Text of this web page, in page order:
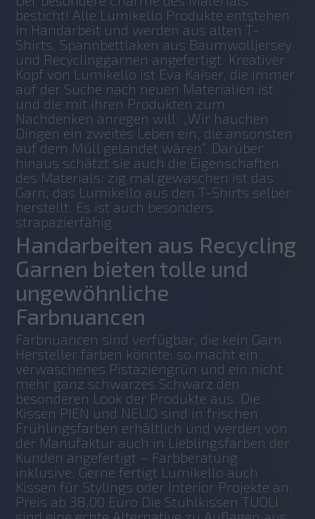
besticht! Alle Lumikello Produkte entstehen
in Handarbeit und werden aus alten T-
Shirts, Spannbettlaken aus Baumwolljersey
und Recyclinggarnen angefertigt. Kreativer
Kopf von Lumikello ist Eva Kaiser, die immer
auf der Suche nach neuen Materialien ist
und die mit ihren Produkten zum
Nachdenken anregen will: „Wir hauchen
Dingen ein zweites Leben ein, die ansonsten
auf dem Müll gelandet wären“. Darüber
hinaus schätzt sie auch die Eigenschaften
des Materials: zig mal gewaschen ist das
Garn, das Lumikello aus den T-Shirts selber
herstellt. Es ist auch besonders
strapazierfähig.
Handarbeiten aus Recycling
Garnen bieten tolle und
ungewöhnliche
Farbnuancen
Farbnuancen sind verfügbar, die kein Garn
Hersteller färben könnte: so macht ein
verwaschenes Pistaziengrün und ein nicht
mehr ganz schwarzes Schwarz den
besonderen Look der Produkte aus. Die
Kissen PIEN und NELIO sind in frischen
Frühlingsfarben erhältlich und werden von
der Manufaktur auch in Lieblingsfarben der
Kunden angefertigt – Farbberatung
inklusive. Gerne fertigt Lumikello auch
Kissen für Stylings oder Interior Projekte an.
Preis ab 38,00 Euro Die Stuhlkissen TUOLI